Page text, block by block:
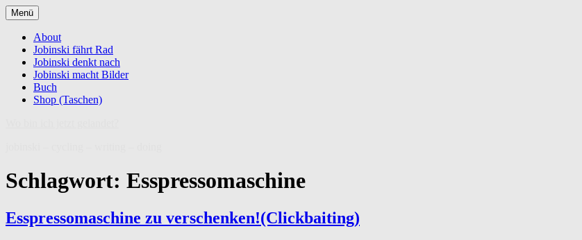
Zum
Inhalt
springen
Menü
About
Jobinski fährt Rad
Jobinski denkt nach
Jobinski macht Bilder
Buch
Shop (Taschen)
Schlagwort: Esspressomaschine
Esspressomaschine zu verschenken!(Clickbaiting)